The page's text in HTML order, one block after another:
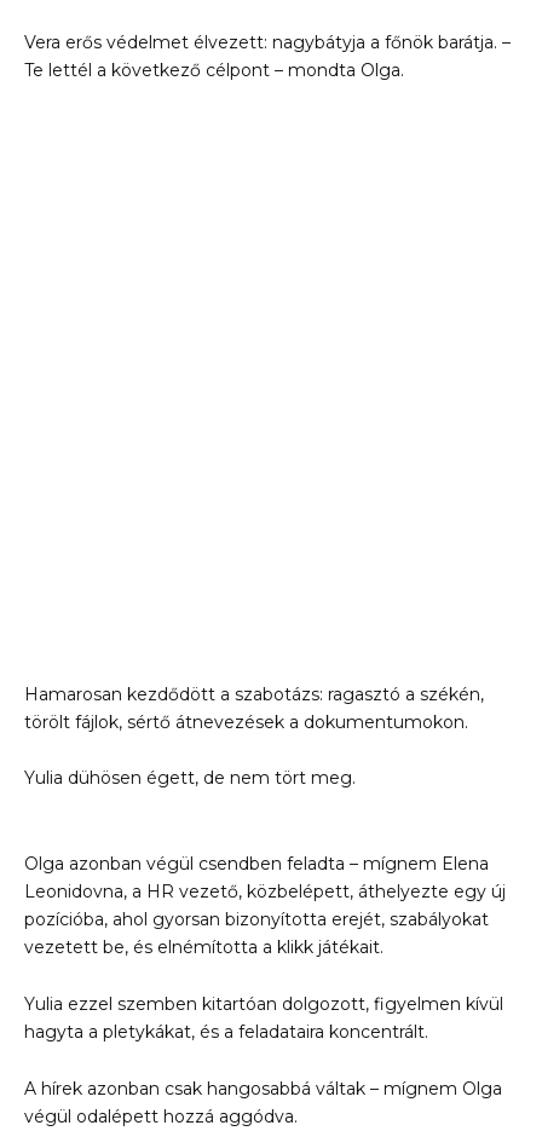
Vera erős védelmet élvezett: nagybátyja a főnök barátja. –
Te lettél a következő célpont – mondta Olga.
Hamarosan kezdődött a szabotázs: ragasztó a székén,
törölt fájlok, sértő átnevezések a dokumentumokon.
Yulia dühösen égett, de nem tört meg.
Olga azonban végül csendben feladta – mígnem Elena
Leonidovna, a HR vezető, közbelépett, áthelyezte egy új
pozícióba, ahol gyorsan bizonyította erejét, szabályokat
vezetett be, és elnémította a klikk játékait.
Yulia ezzel szemben kitartóan dolgozott, figyelmen kívül
hagyta a pletykákat, és a feladataira koncentrált.
A hírek azonban csak hangosabbá váltak – mígnem Olga
végül odalépett hozzá aggódva.